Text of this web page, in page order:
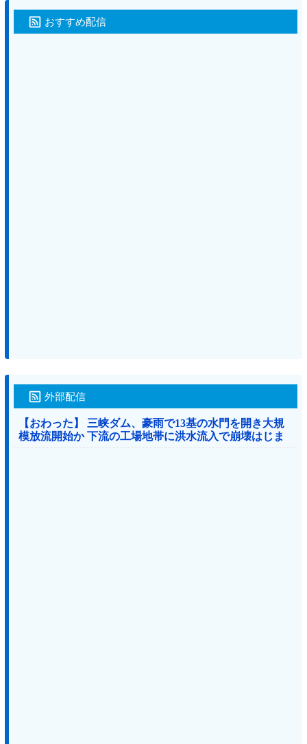
おすすめ配信
外部配信
【おわった】 三峡ダム、豪雨で13基の水門を開き大規
模放流開始か 下流の工場地帯に洪水流入で崩壊はじま
る